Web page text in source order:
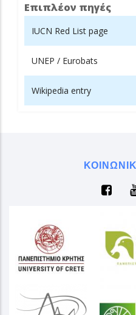
Επιπλέον πηγές
IUCN Red List page
UNEP / Eurobats
Wikipedia entry